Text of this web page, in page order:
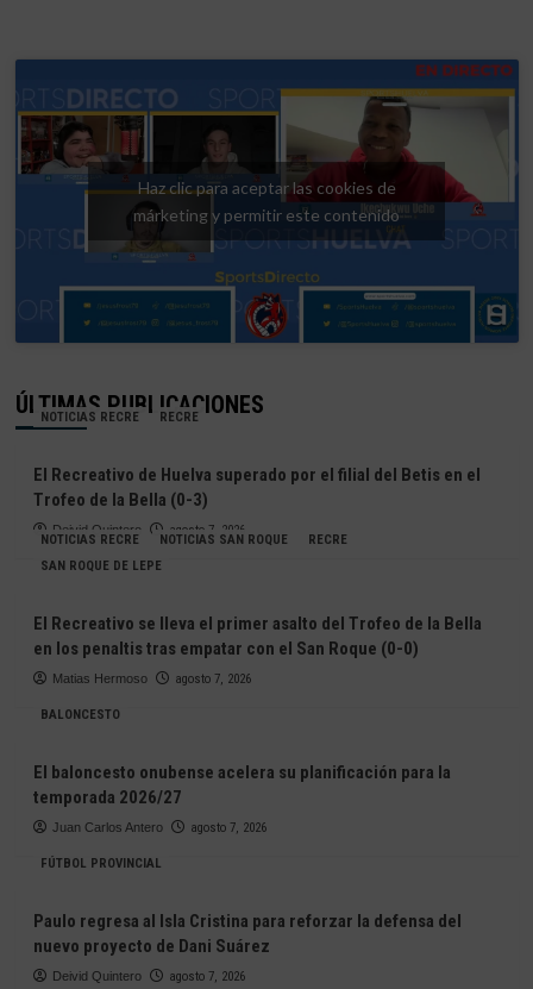
Haz clic para aceptar las cookies de
márketing y permitir este contenido
ÚLTIMAS PUBLICACIONES
NOTICIAS RECRE RECRE
El Recreativo de Huelva superado por el filial del Betis en el
Trofeo de la Bella (0-3)
Deivid Quintero agosto 7, 2026
NOTICIAS RECRE NOTICIAS SAN ROQUE
RECRE
SAN ROQUE DE LEPE
El Recreativo se lleva el primer asalto del Trofeo de la Bella
en los penaltis tras empatar con el San Roque (0-0)
Matias Hermoso agosto 7, 2026
BALONCESTO
El baloncesto onubense acelera su planificación para la
temporada 2026/27
Juan Carlos Antero agosto 7, 2026
FÚTBOL PROVINCIAL
Paulo regresa al Isla Cristina para reforzar la defensa del
nuevo proyecto de Dani Suárez
Deivid Quintero agosto 7, 2026